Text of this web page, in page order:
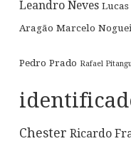
Leandro Neves
Aragão Marcelo
Pedro Prado Rafael
Chester Ricardo